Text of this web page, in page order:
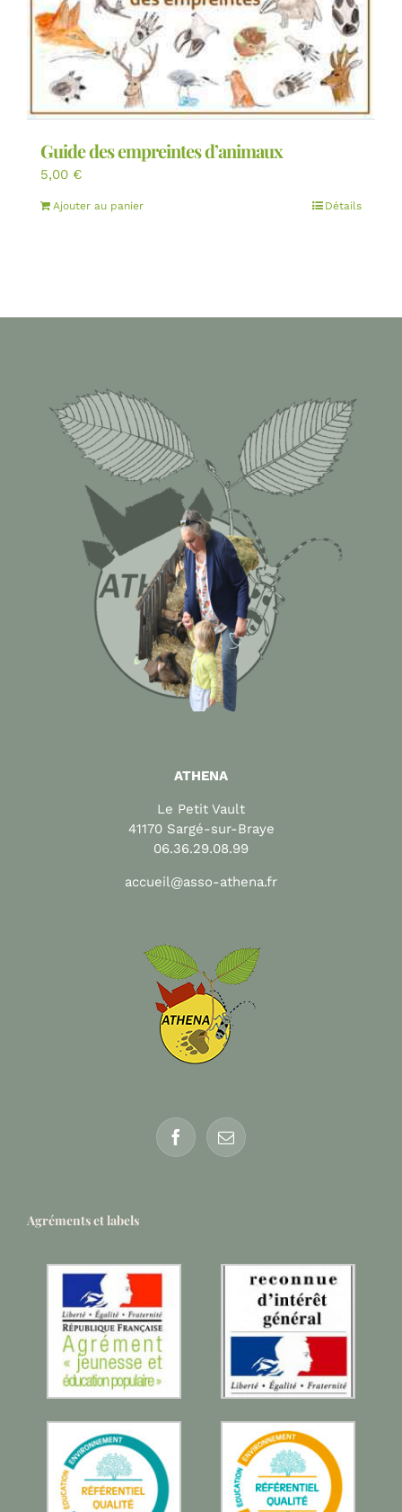
Guide des empreintes d’animaux
5,00 €
Ajouter au panier Détails
ATHENA
Le Petit Vault
41170 Sargé-sur-Braye
06.36.29.08.99
accueil@asso-athena.fr
Agréments et labels